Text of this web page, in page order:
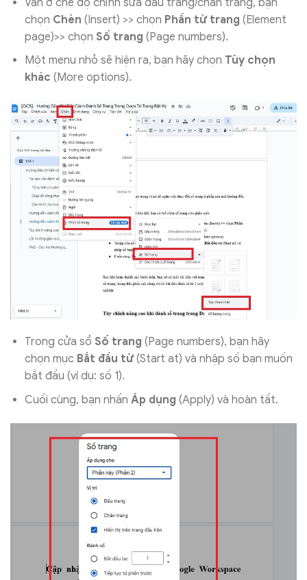
chọn Chèn (Insert) >> chọn Phần tử trang (Element
page)>> chọn Số trang (Page numbers).
Một menu nhỏ sẽ hiện ra, bạn hãy chọn Tùy chọn
khác (More options).
Trong cửa sổ Số trang (Page numbers), bạn hãy
chọn mục Bắt đầu từ(Start at) và nhập số bạn muốn
bắt đầu (ví dụ: số 1).
Cuối cùng, bạn nhấn Áp dụng (Apply) và hoàn tất.